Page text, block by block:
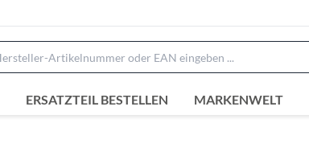
ERSATZTEIL BESTELLEN MARKENWELT